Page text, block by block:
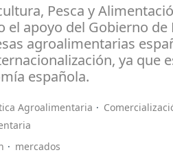
Pesca y
el apoyo del Gobierno de
agroalimentarias
ya que
española.
Agroalimentaria
mercados